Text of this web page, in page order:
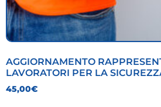
AGGIORNAMENTO
LAVORATORI PER LA
45,00€